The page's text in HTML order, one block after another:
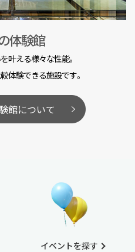
体験館
叶える様々な性能。
体験できる施設です。
館について
イベントを探す